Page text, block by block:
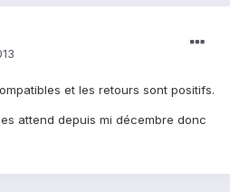
et les retours sont positifs.
attend depuis mi décembre donc